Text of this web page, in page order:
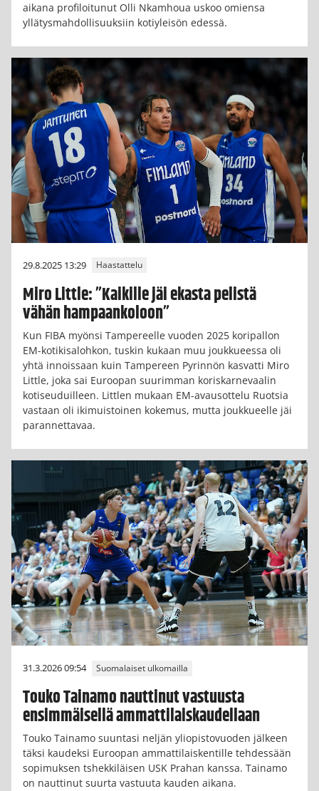
aikana profiloitunut Olli Nkamhoua uskoo omiensa
yllätysmahdollisuuksiin kotiyleisön edessä.
29.8.2025 13:29 Haastattelu
Miro Little: ”Kaikille jäi ekasta pelistä
vähän hampaankoloon”
Kun FIBA myönsi Tampereelle vuoden 2025 koripallon
EM-kotikisalohkon, tuskin kukaan muu joukkueessa oli
yhtä innoissaan kuin Tampereen Pyrinnön kasvatti Miro
Little, joka sai Euroopan suurimman koriskarnevaalin
kotiseuduilleen. Littlen mukaan EM-avausottelu Ruotsia
vastaan oli ikimuistoinen kokemus, mutta joukkueelle jäi
parannettavaa.
31.3.2026 09:54 Suomalaiset ulkomailla
Touko Tainamo nauttinut vastuusta
ensimmäisellä ammattilaiskaudellaan
Touko Tainamo suuntasi neljän yliopistovuoden jälkeen
täksi kaudeksi Euroopan ammattilaiskentille tehdessään
sopimuksen tshekkiläisen USK Prahan kanssa. Tainamo
on nauttinut suurta vastuuta kauden aikana.